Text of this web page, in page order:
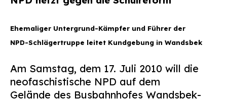
Ehemaliger Untergrund-Kämpfer und Führer der
NPD-Schlägertruppe leitet Kundgebung in Wandsbek
Am Samstag, dem 17. Juli 2010 will die
neofaschistische NPD auf dem
Gelände des Busbahnhofes Wandsbek-